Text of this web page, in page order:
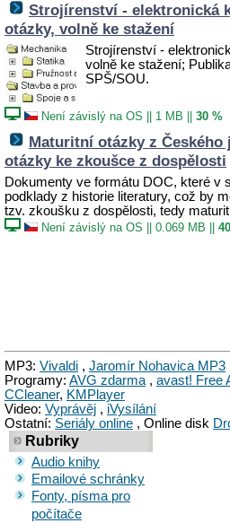
Strojírenství - elektronická
otázky, volně ke stažení
Strojírenství -
volně ke stažení;
SPŠ/SOU.
Není závislý na OS 1 MB 30 %
Maturitní otázky z Českého
otázky ke zkoušce z dospělosti
Dokumenty ve formátu DOC, které v
podklady z historie literatury, což by
tzv. zkoušku z dospělosti, tedy
Není závislý na OS 0.069 MB
MP3: Vivaldi , Jaromír Nohavica MP3
Programy: AVG zdarma, avast! Free
CCleaner, KMPlayer
Video: Vyprávěj , iVysílání
Ostatní: Seriály online , Online disk
Rubriky
Audio knihy
Emailové schránky
Fonty, písma pro
počítače